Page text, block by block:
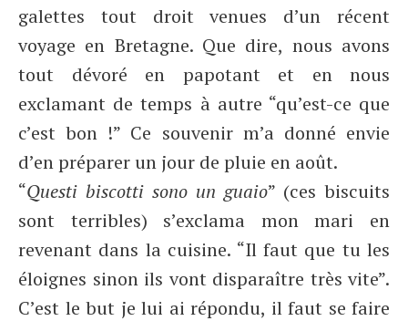
galettes tout droit venues d’un récent
voyage en Bretagne. Que dire, nous avons
tout dévoré en papotant et en nous
exclamant de temps à autre “qu’est-ce que
c’est bon !” Ce souvenir m’a donné envie
d’en préparer un jour de pluie en août.
“Questi biscotti sono un guaio” (ces biscuits
sont terribles) s’exclama mon mari en
revenant dans la cuisine. “Il faut que tu les
éloignes sinon ils vont disparaître très vite”.
C’est le but je lui ai répondu, il faut se faire